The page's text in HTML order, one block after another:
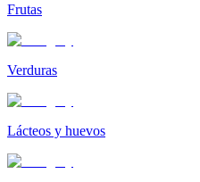
Frutas
Verduras
Lácteos y huevos